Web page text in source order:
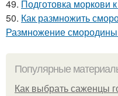
49. Подготовка моркови
50. Как размножить
Размножение
Популярные
Как выбрать саженцы